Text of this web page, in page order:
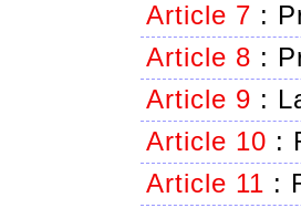
Article 7 :
Article 8 :
Article 9 :
Article 10 :
Article 11 :